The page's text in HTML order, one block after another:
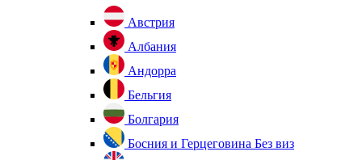
Австрия
Албания
Андорра
Бельгия
Болгария
Босния и Герцеговина Без виз